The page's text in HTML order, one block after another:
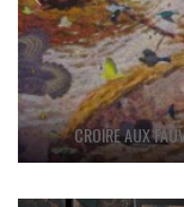
CROIRE AUX